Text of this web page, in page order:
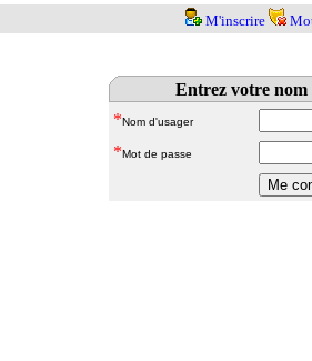
M'inscrire
Entrez votre nom
*Nom d'usager
*Mot de passe